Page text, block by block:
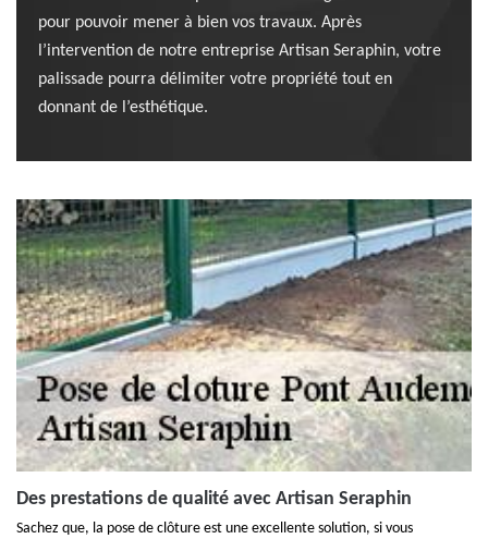
pour pouvoir mener à bien vos travaux. Après
l’intervention de notre entreprise Artisan Seraphin, votre
palissade pourra délimiter votre propriété tout en
donnant de l’esthétique.
Des prestations de qualité avec Artisan Seraphin
Sachez que, la pose de clôture est une excellente solution, si vous